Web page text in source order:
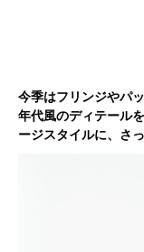
今季はフリンジやパ
年代風のディテール
ージスタイルに、さ